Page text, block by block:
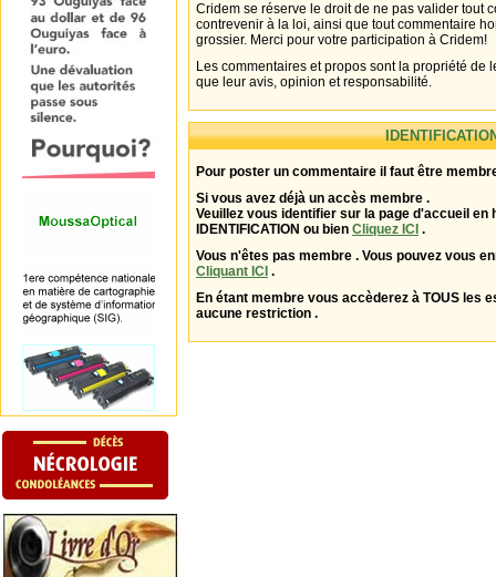
Cridem se réserve le droit de ne pas valider tout
contrevenir à la loi, ainsi que tout commentaire
grossier. Merci pour votre participation à Cridem!
Les commentaires et propos sont la propriété de
que leur avis, opinion et responsabilité.
Pour poster un commentaire il faut être
Si vous avez déjà un accès membre .
Veuillez vous identifier sur la page d'accueil en
IDENTIFICATION ou bien Cliquez ICI .
Vous n'êtes pas membre . Vous pouvez vous
Cliquant ICI .
En étant membre vous accèderez à TOUS les
aucune restriction .